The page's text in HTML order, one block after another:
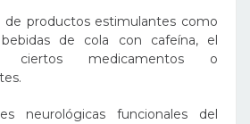
de productos estimulantes como
de cola con cafeína, el
medicamentos o
neurológicas funcionales del